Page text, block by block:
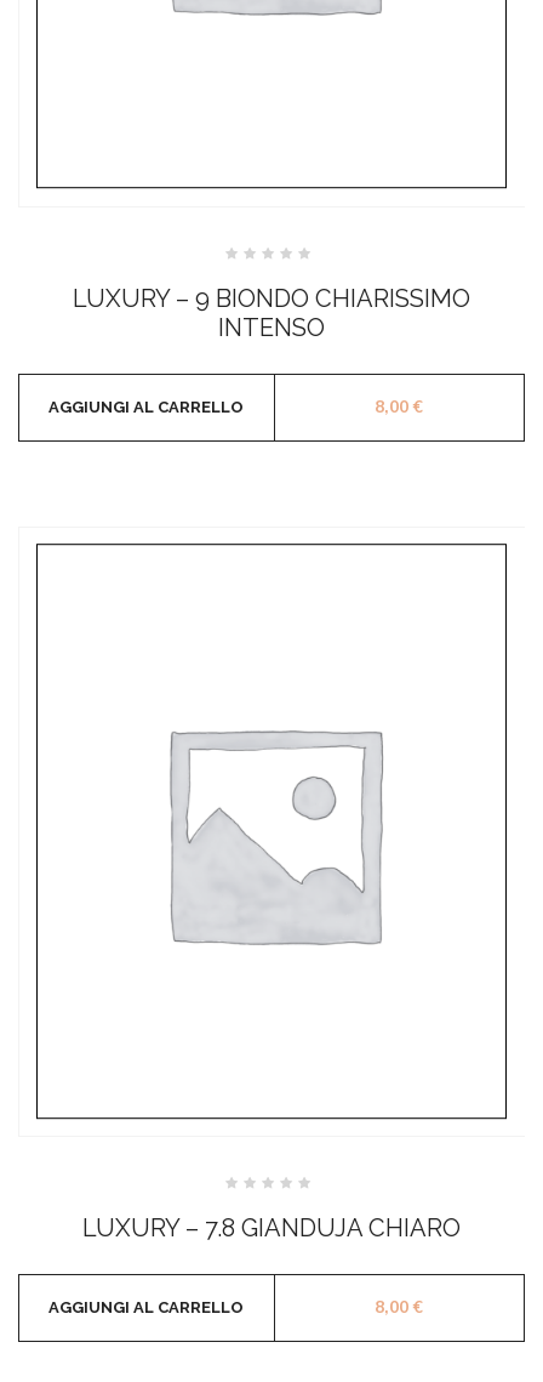
su
5
LUXURY – 9 BIONDO CHIARISSIMO
INTENSO
8,00€
AGGIUNGI AL CARRELLO
su
5
LUXURY – 7.8 GIANDUJA CHIARO
8,00€
AGGIUNGI AL CARRELLO